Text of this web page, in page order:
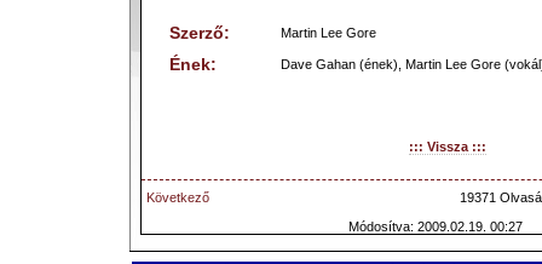
Szerző: Martin Lee Gore
Ének: Dave Gahan (ének), Martin Lee Gore
::: Vissza :::
Következő
19371
Módosítva: 2009.02.19. 00:27